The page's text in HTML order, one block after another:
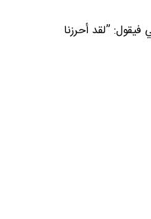
”لقد أحرزنا